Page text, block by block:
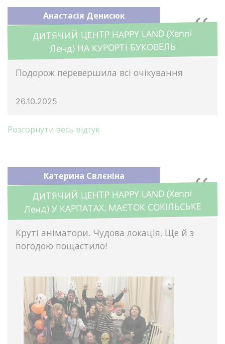
ДИТЯЧИЙ ЦЕНТР HAPPY LAND (Хеппі
Ленд) НА КУРОРТІ БУКОВЕЛЬ
Подорож перевершила всі очікування
26.10.2025
Розгорнути весь відгук
Анастасія Денисюк
ДИТЯЧИЙ ЦЕНТР HAPPY LAND (Хеппі
Ленд) У КАРПАТАХ. МАЄТОК СОКІЛЬСЬКЕ
Круті аніматори. Чудова локація. Ще й з
погодою пощастило!
Катерина Свлєніна